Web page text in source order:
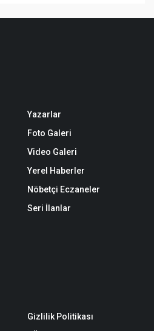
Yazarlar
Foto Galeri
Video Galeri
Yerel Haberler
Nöbetçi Eczaneler
Seri İlanlar
Gizlilik Politikası